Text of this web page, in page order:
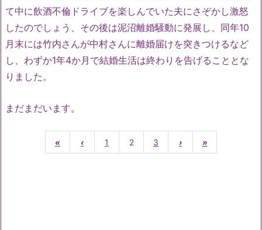
て中に飲酒不倫ドライブを楽しんでいた夫にさぞかし激怒
したのでしょう、その後は泥沼離婚騒動に発展し、同年10
月末には竹内さんが中村さんに離婚届けを突きつけるなど
し、わずか1年4か月で結婚生活は終わりを告げることとな
りました。
まだまだいます。
« ‹ 1 2 3 › »